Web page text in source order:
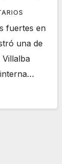
fuertes en
una de